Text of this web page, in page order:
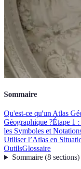
Sommaire
Qu'est-ce qu'un Atlas
Géographique ?Étape 1
les Symboles et
Utiliser l’Atlas en
OutilsGlossaire
Sommaire(8 sections)